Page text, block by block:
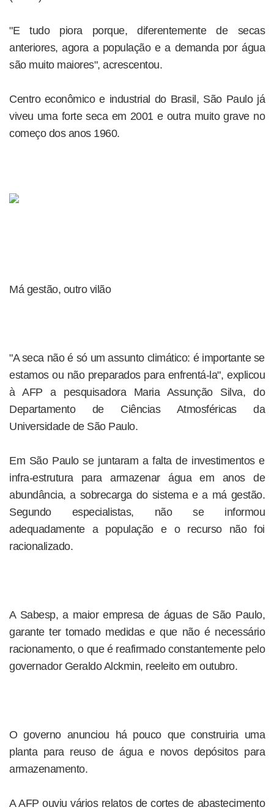
"E tudo piora porque, diferentemente de secas
anteriores, agora a população e a demanda por água
são muito maiores", acrescentou.
Centro econômico e industrial do Brasil, São Paulo já
viveu uma forte seca em 2001 e outra muito grave no
começo dos anos 1960.
Má gestão, outro vilão
"A seca não é só um assunto climático: é importante se
estamos ou não preparados para enfrentá-la", explicou
à AFP a pesquisadora Maria Assunção Silva, do
Departamento de Ciências Atmosféricas da
Universidade de São Paulo.
Em São Paulo se juntaram a falta de investimentos e
infra-estrutura para armazenar água em anos de
abundância, a sobrecarga do sistema e a má gestão.
Segundo especialistas, não se informou
adequadamente a população e o recurso não foi
racionalizado.
A Sabesp, a maior empresa de águas de São Paulo,
garante ter tomado medidas e que não é necessário
racionamento, o que é reafirmado constantemente pelo
governador Geraldo Alckmin, reeleito em outubro.
O governo anunciou há pouco que construiria uma
planta para reuso de água e novos depósitos para
armazenamento.
A AFP ouviu vários relatos de cortes de abastecimento